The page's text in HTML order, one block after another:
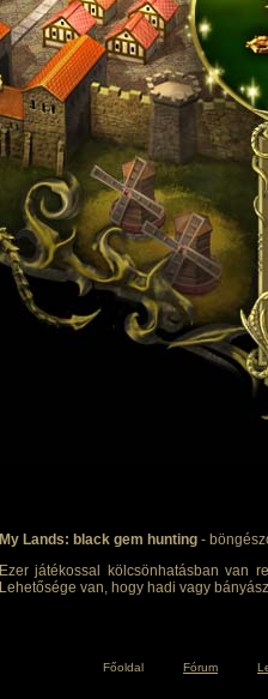
My Lands: black gem hunting -
Ezer játékossal kölcsönhatásban van
Lehetősége van, hogy hadi vagy
Főoldal Fórum